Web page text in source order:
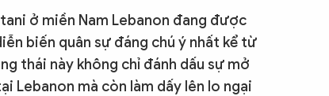
ở miền Nam Lebanon đang được
biến quân sự đáng chú ý nhất kể từ
thái này không chỉ đánh dấu sự mở
Lebanon mà còn làm dấy lên lo ngại